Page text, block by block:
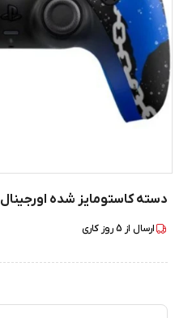
دسته کاستومایز شده اورجینال PS5 طرح گاد اف وار
ارسال از 5روز کاری